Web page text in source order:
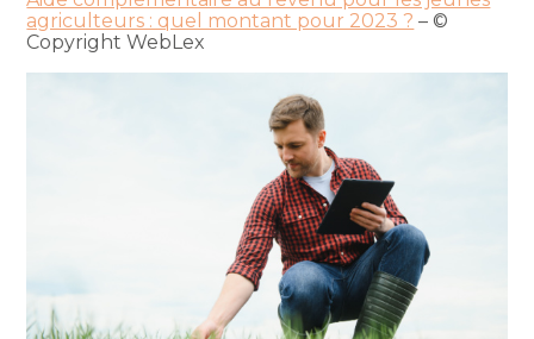
agriculteurs : quel montant pour 2023 ? – ©
Copyright WebLex